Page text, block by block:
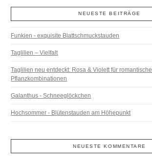
NEUESTE BEITRÄGE
Funkien - exquisite Blattschmuckstauden
Taglilien – Vielfalt
Taglilien neu entdeckt: Rosa & Violett für romantische
Pflanzkombinationen
Galanthus - Schneeglöckchen
Hochsommer - Blütenstauden am Höhepunkt
NEUESTE KOMMENTARE